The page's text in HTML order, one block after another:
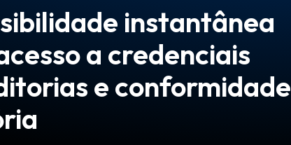
instantânea
a credenciais
e conformidade